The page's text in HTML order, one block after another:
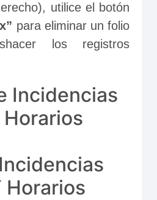
utilice el botón
para eliminar un folio
los registros
Incidencias
Horarios